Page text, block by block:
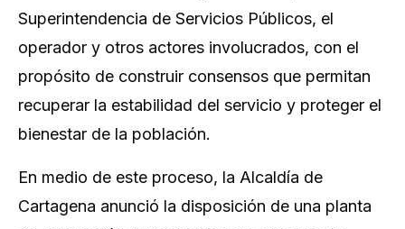
Superintendencia de Servicios Públicos, el
operador y otros actores involucrados, con el
propósito de construir consensos que permitan
recuperar la estabilidad del servicio y proteger el
bienestar de la población.
En medio de este proceso, la Alcaldía de
Cartagena anunció la disposición de una planta